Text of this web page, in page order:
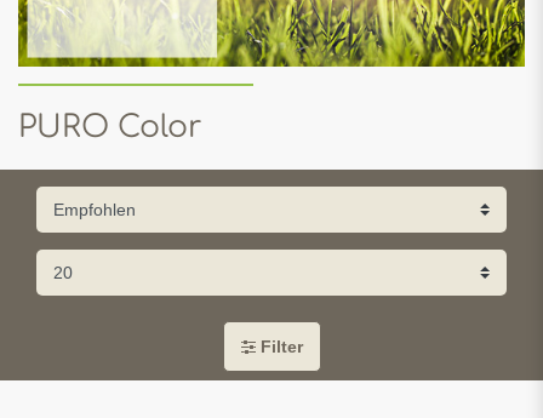
PURO Color
Filter